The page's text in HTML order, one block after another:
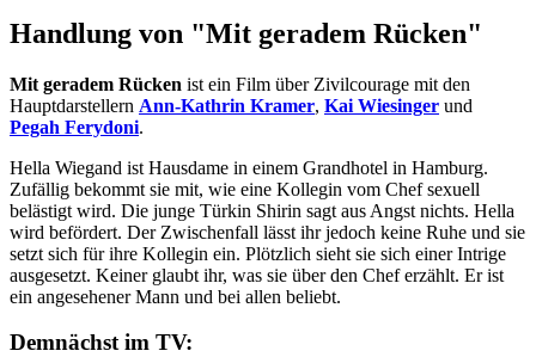
Handlung von "Mit geradem Rücken"
Mit geradem Rücken ist ein Film über Zivilcourage mit den
Hauptdarstellern Ann-Kathrin Kramer, Kai Wiesinger und
Pegah Ferydoni.
Hella Wiegand ist Hausdame in einem Grandhotel in Hamburg.
Zufällig bekommt sie mit, wie eine Kollegin vom Chef sexuell
belästigt wird. Die junge Türkin Shirin sagt aus Angst nichts. Hella
wird befördert. Der Zwischenfall lässt ihr jedoch keine Ruhe und sie
setzt sich für ihre Kollegin ein. Plötzlich sieht sie sich einer Intrige
ausgesetzt. Keiner glaubt ihr, was sie über den Chef erzählt. Er ist
ein angesehener Mann und bei allen beliebt.
Demnächst im TV: